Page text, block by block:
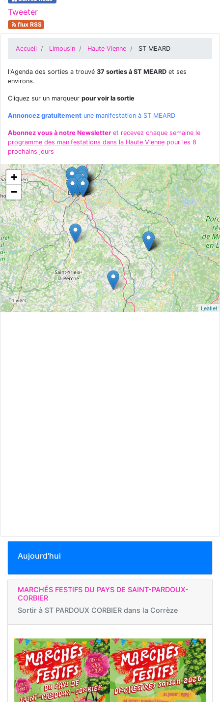
Tweeter
flux RSS
Accueil Limousin Haute Vienne ST MEARD
l'Agenda des sorties a trouvé 37 sorties à ST MEARD et ses
environs.
Cliquez sur un marqueur pour voir la sortie
Annoncez gratuitement une manifestation à ST MEARD
Abonnez vous à notre Newsletter et recevez chaque semaine le
programme des manifestations dans la Haute Vienne pour les 8
prochains jours
+
−
Leaflet
Aujourd'hui
MARCHÉS FESTIFS DU PAYS DE SAINT-PARDOUX-
CORBIER
Sortir à ST PARDOUX CORBIER dans la Corrèze